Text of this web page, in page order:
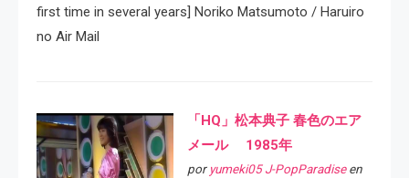
first time in several years] Noriko Matsumoto / Haruiro
no Air Mail
「HQ」松本典子 春色のエア
メール 1985年
por yumeki05 J-PopParadiseen